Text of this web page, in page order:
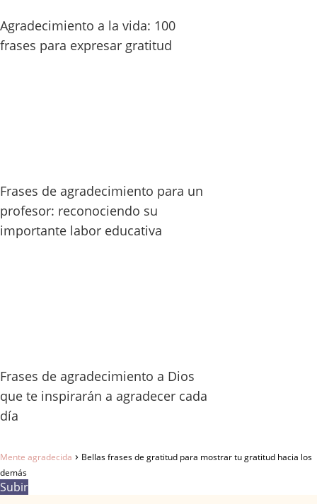
Agradecimiento a la vida: 100
frases para expresar gratitud
Frases de agradecimiento para un
profesor: reconociendo su
importante labor educativa
Frases de agradecimiento a Dios
que te inspirarán a agradecer cada
día
Mente agradecida
Bellas frases de gratitud para mostrar tu gratitud hacia los
demás
Subir